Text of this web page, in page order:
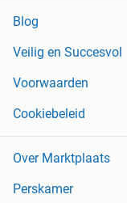
Blog
Veilig en Succesvol
Voorwaarden
Cookiebeleid
Over Marktplaats
Perskamer